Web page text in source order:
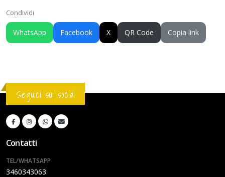
Condividi
WhatsApp Facebook X QR Code Copia link
Seguici sui social
Contatti
TEL/WHATSAPP
3460343063